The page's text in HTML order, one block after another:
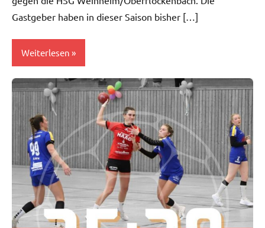
Gastgeber haben in dieser Saison bisher […]
Weiterlesen
Herren